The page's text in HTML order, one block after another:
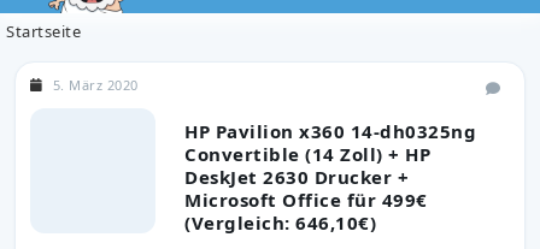
Startseite
HP Pavilion x360 14-dh0325ng
Convertible (14 Zoll) + HP
DeskJet 2630 Drucker +
Microsoft Office für 499€
(Vergleich: 646,10€)
5. März 2020